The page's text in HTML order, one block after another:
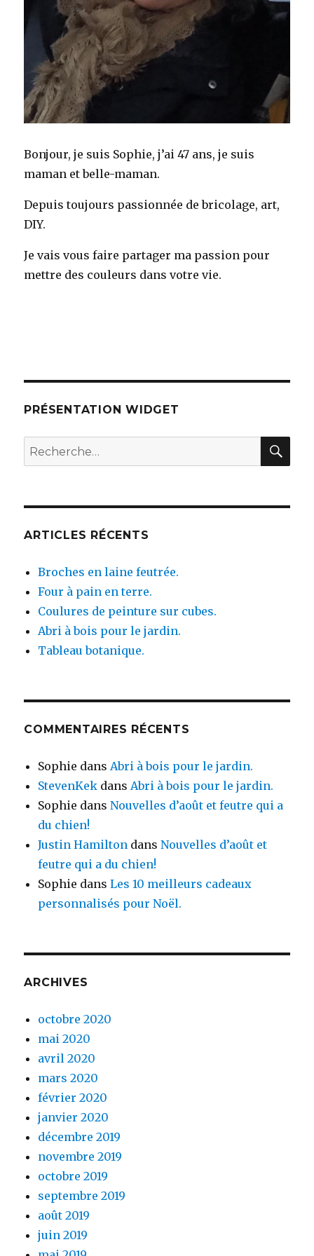
Bonjour, je suis Sophie, j’ai 47 ans, je suis
maman et belle-maman.
Depuis toujours passionnée de bricolage, art,
DIY.
Je vais vous faire partager ma passion pour
mettre des couleurs dans votre vie.
PRÉSENTATION WIDGET
Recherche
pour :
ARTICLES RÉCENTS
Broches en laine feutrée.
Four à pain en terre.
Coulures de peinture sur cubes.
Abri à bois pour le jardin.
Tableau botanique.
COMMENTAIRES RÉCENTS
Sophie dansAbri à bois pour le jardin.
StevenKek dansAbri à bois pour le jardin.
Sophie dansNouvelles d’août et feutre qui a
du chien!
Justin Hamilton dansNouvelles d’août et
feutre qui a du chien!
Sophie dansLes 10 meilleurs cadeaux
personnalisés pour Noël.
ARCHIVES
octobre 2020
mai 2020
avril 2020
mars 2020
février 2020
janvier 2020
décembre 2019
novembre 2019
octobre 2019
septembre 2019
août 2019
juin 2019